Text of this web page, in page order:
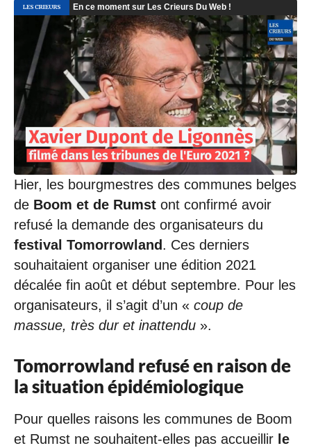
Hier, les bourgmestres des communes belges
de Boom et de Rumst ont confirmé avoir
refusé la demande des organisateurs du
festival Tomorrowland. Ces derniers
souhaitaient organiser une édition 2021
décalée fin août et début septembre. Pour les
organisateurs, il s’agit d’un « coup de
massue, très dur et inattendu ».
Tomorrowland refusé en raison de
la situation épidémiologique
Pour quelles raisons les communes de Boom
et Rumst ne souhaitent-elles pas accueillir le